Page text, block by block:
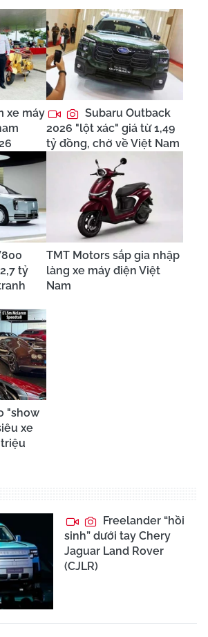
xe máy
Subaru Outback
2026 "lột xác" giá từ 1,49
tỷ đồng, chờ về Việt Nam
tỷ
TMT Motors sắp gia nhập
làng xe máy điện Việt
Nam
"show
xe
Freelander “hồi
sinh” dưới tay Chery
Jaguar Land Rover
(CJLR)